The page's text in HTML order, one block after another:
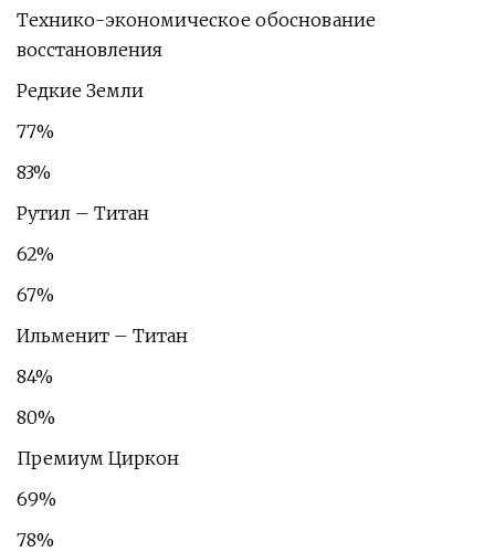
Технико-экономическое обоснование
восстановления
Редкие Земли
77%
83%
Рутил – Титан
62%
67%
Ильменит – Титан
84%
80%
Премиум Циркон
69%
78%